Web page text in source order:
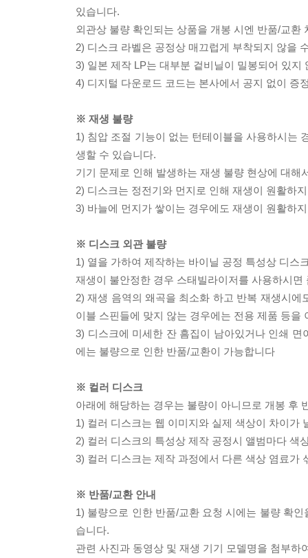
있습니다.
외관상 불량 확인되는 상품을 개봉 시엔 반품/교환
2) 디스크 라벨은 공정상 매끄럽게 부착되지 않을
3) 일본 제작 LP는 대부분 겉비닐이 밀봉되어 있지
4) 디지털 다운로드 코드는 본사에서 공지 없이 증
※ 재생 불량
1) 침압 조절 기능이 없는 턴테이블을 사용하시는
생할 수 있습니다.
기기 문제로 인해 발생하는 재생 불량 현상에 대
2) 디스크는 정전기와 먼지로 인해 재생이 원활하
3) 바늘에 먼지가 쌓이는 경우에도 재생이 원활하
※ 디스크 외관 불량
1) 열을 가하여 제작하는 바이닐 공정 특성상 디스
재생이 불안정한 경우 스태빌라이저를 사용하시
2) 재생 음역의 왜곡을 최소화 하고 반복 재생시
이블 스핀들에 맞지 않는 경우에는 전용 제품 등
3) 디스크에 미세한 잔 흠집이 남아있거나 인쇄
에는 불량으로 인한 반품/교환이 가능합니다
※ 컬러 디스크
아래에 해당하는 경우는 불량이 아니므로 개봉 후
1) 컬러 디스크는 웹 이미지와 실제 색상이 차이가
2) 컬러 디스크의 특성상 제작 공정시 앨범마다 색
3) 컬러 디스크는 제작 과정에서 다른 색상 염료가
※ 반품/교환 안내
1) 불량으로 인한 반품/교환 요청 시에는 불량 확
습니다.
관련 사진과 동영상 및 재생 기기 모델명을 첨부하